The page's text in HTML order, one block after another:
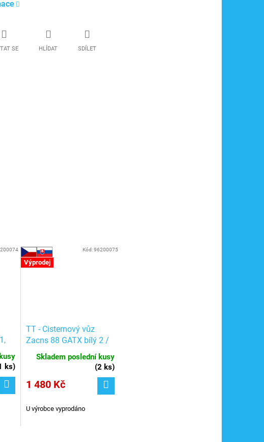
SE HLÍDAT SDÍLET
ks)
Výprodej
TT - Cisternový vůz
Zacns 88 GATX bílý 2 /
202-3 / IGRA MODEL
96200075
Skladem poslední kusy
(2 ks)
1 480 Kč
U výrobce vyprodáno
Kód:96200075